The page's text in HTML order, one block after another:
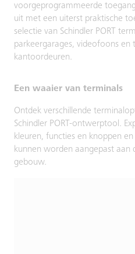
voorgeprogrammeerde
uit met een uiterst praktische
selectie van Schindler PORT
parkeergarages, videofoons
kantoordeuren.
Een waaier van terminals
Ontdek verschillende
Schindler PORT-ontwerptool.
kleuren, functies en knoppen
kunnen worden aangepast aan
gebouw.